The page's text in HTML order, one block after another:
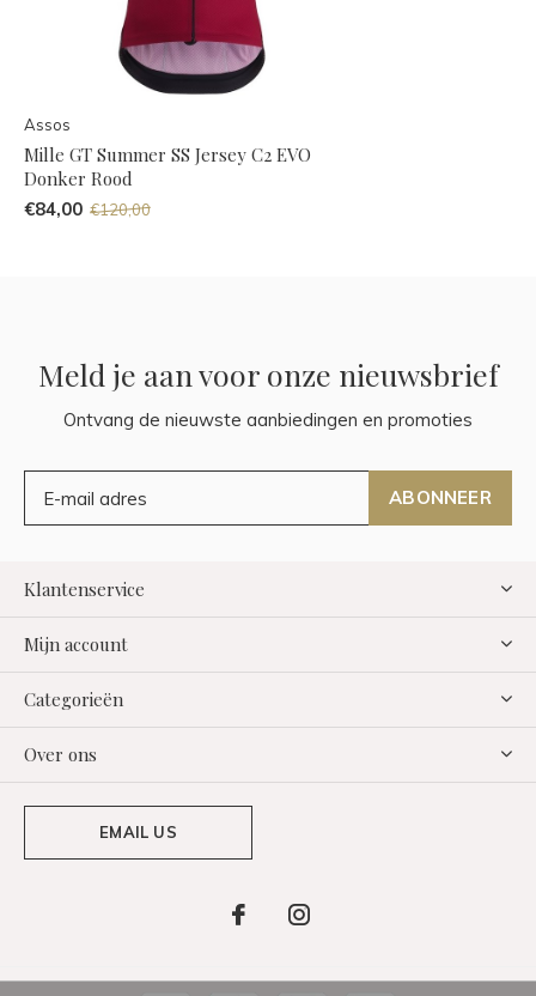
Assos
Mille GT Summer SS Jersey C2 EVO
Donker Rood
€84,00 €120,00
Meld je aan voor onze nieuwsbrief
Ontvang de nieuwste aanbiedingen en promoties
ABONNEER
Klantenservice
Mijn account
Categorieën
Over ons
EMAIL US